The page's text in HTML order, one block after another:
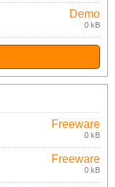
Demo
0 kB
Freeware
0 kB
Freeware
0 kB